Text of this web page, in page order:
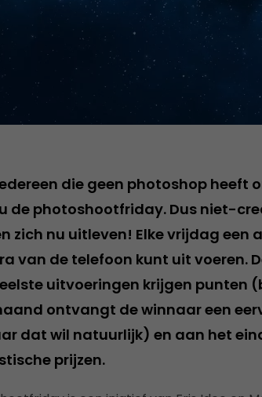
die geen photoshop
de photoshootfriday. Dus niet-
zich nu uitleven! Elke vrijdag
van de telefoon kunt uit voeren.
uitvoeringen krijgen punten
ontvangt de winnaar een
dat wil natuurlijk) en aan het
prijzen.